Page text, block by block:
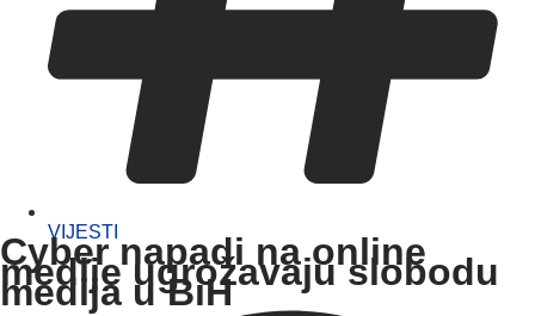
VIJESTI
Cyber napadi na online
medije ugrožavaju slobodu
medija u BiH